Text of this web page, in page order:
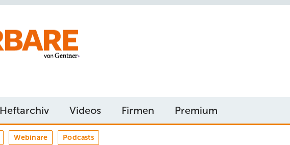
Heftarchiv Videos Firmen Premium
Webinare Podcasts